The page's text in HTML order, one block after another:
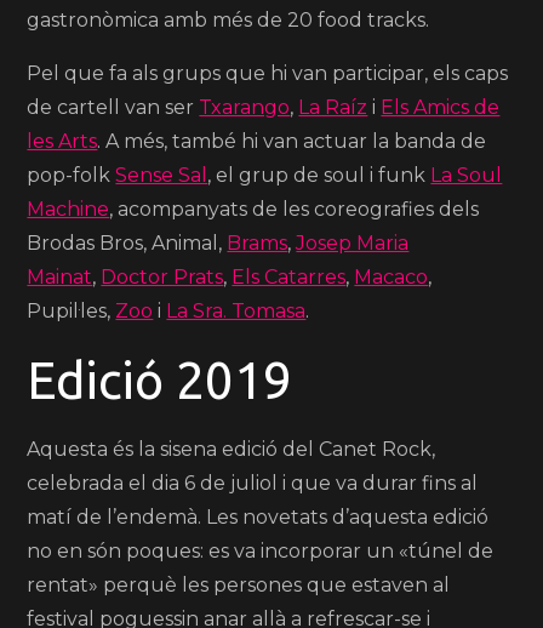
gastronòmica amb més de 20 food tracks.
Pel que fa als grups que hi van participar, els caps
de cartell van ser Txarango, La Raíz i Els Amics de
les Arts. A més, també hi van actuar la banda de
pop-folkSense Sal , el grup de soul i funk La Soul
Machine, acompanyats de les coreografies dels
Brodas Bros, Animal, Brams,Josep Maria
Mainat, Doctor Prats, Els Catarres, Macaco,
Pupil·les, Zoo i La Sra. Tomasa.
Edició 2019
Aquesta és la sisena edició del Canet Rock,
celebrada el dia 6 de juliol i que va durar fins al
matí de l’endemà. Les novetats d’aquesta edició
no en són poques: es va incorporar un «túnel de
rentat» perquè les persones que estaven al
festival poguessin anar allà a refrescar-se i